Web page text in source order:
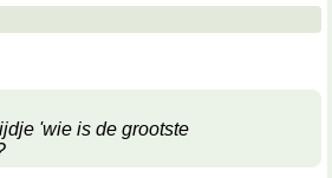
'wie is de grootste